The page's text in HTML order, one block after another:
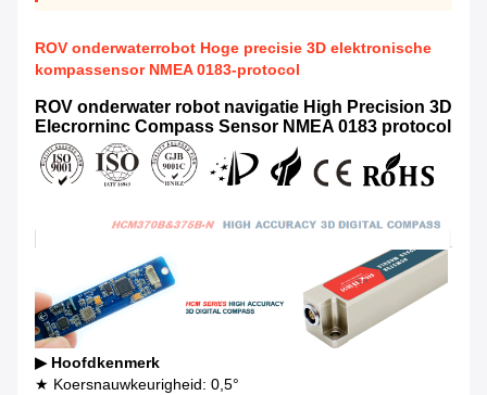
ROV onderwaterrobot Hoge precisie 3D elektronische
kompassensor NMEA 0183-protocol
ROV onderwater robot navigatie High Precision 3D
Elecrorninc Compass Sensor NMEA 0183 protocol
▶ Hoofdkenmerk
★ Koersnauwkeurigheid: 0,5°